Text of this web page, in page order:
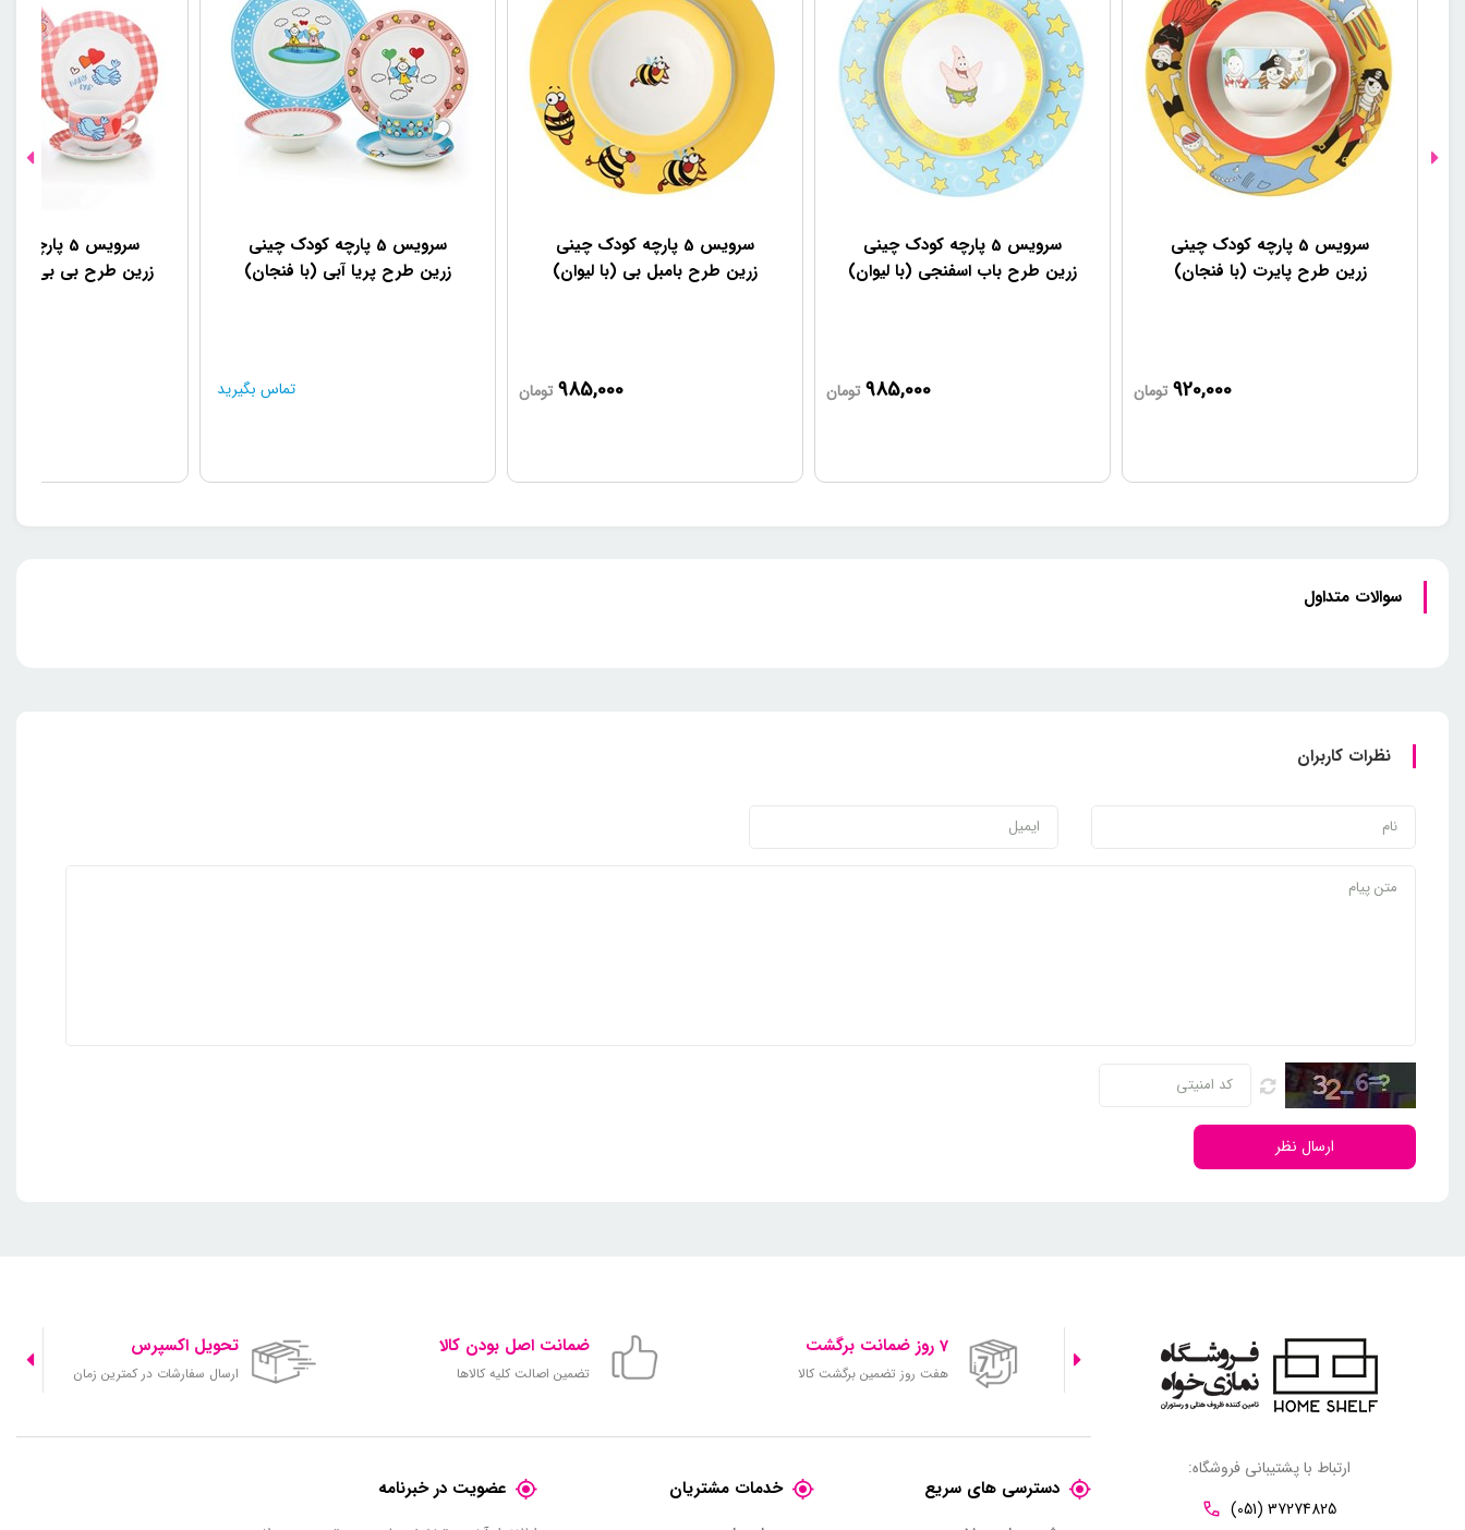
سرویس 5 پارچه کودک چینی
زرین طرح پایرت (با فنجان)
920,000 تومان
سرویس 5 پارچه کودک چینی
زرین طرح باب اسفنجی (با لیوان)
985,000 تومان
سرویس 5 پارچه کودک چینی
زرین طرح بامبل بی (با لیوان)
985,000 تومان
سرویس 5 پارچه کودک چینی
زرین طرح پریا آبی (با فنجان)
تماس بگیرید
سرویس 5
زرین طرح بی بی پپ
سوالات متداول
نظرات کاربران
ارسال نظر
ارتباط با پشتیبانی فروشگاه:
(051) 37274825
7 روز ضمانت برگشت
هفت روز تضمین برگشت کالا
ضمانت اصل بودن کالا
تضمین اصالت کلیه کالاها
تحویل اکسپرس
ارسال سفارشات در کمترین زمان
دسترسی های سریع خدمات مشتریان عضویت در خبرنامه